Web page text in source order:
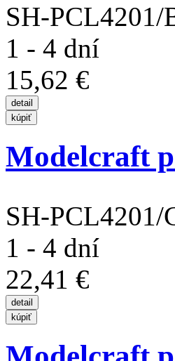
SH-PCL4201/
1 - 4 dní
15,62 €
Modelcraft
SH-PCL4201/
1 - 4 dní
22,41 €